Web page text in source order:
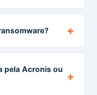
+
pela Acronis ou
+